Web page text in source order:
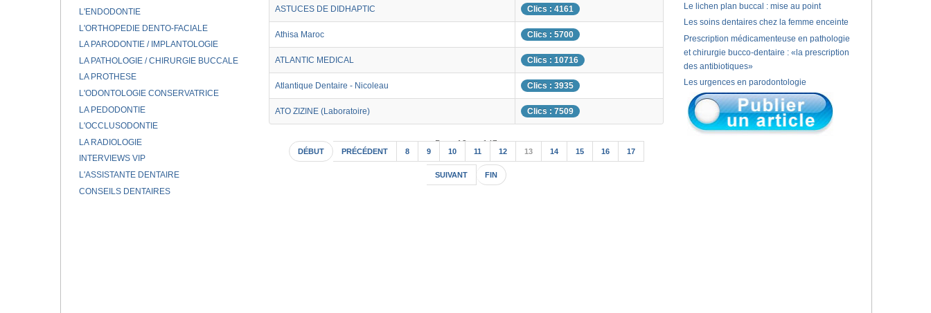
ASTUCES DE DIDHAPTIC Clics : 4161
Athisa Maroc Clics : 5700
ATLANTIC MEDICAL Clics : 10716
Atlantique Dentaire - Nicoleau Clics : 3935
ATO ZIZINE (Laboratoire) Clics : 7509
Page 13 sur 147
DÉBUT PRÉCÉDENT 8 9 10 11 12 13 14 15 16 17
SUIVANT FIN
L'ENDODONTIE
L'ORTHOPEDIE DENTO-FACIALE
LA PARODONTIE / IMPLANTOLOGIE
LA PATHOLOGIE / CHIRURGIE BUCCALE
LA PROTHESE
L'ODONTOLOGIE CONSERVATRICE
LA PEDODONTIE
L'OCCLUSODONTIE
LA RADIOLOGIE
INTERVIEWS VIP
L'ASSISTANTE DENTAIRE
CONSEILS DENTAIRES
Le lichen plan buccal : mise au point
Les soins dentaires chez la femme enceinte
Prescription médicamenteuse en pathologie
et chirurgie bucco-dentaire : «la prescription
des antibiotiques»
Les urgences en parodontologie